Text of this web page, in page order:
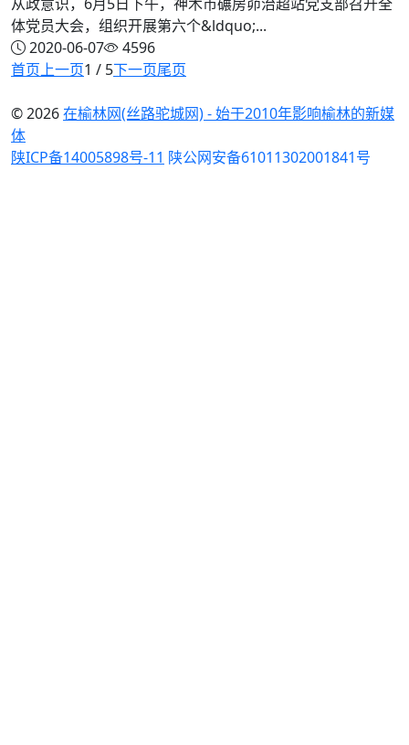
体党员大会，组织开展第六个&ldquo;...
2020-06-07
4596
首页上一页1 / 5下一页尾页
© 2026在榆林网(丝路驼城网) - 始于2010年影响榆林的新媒
体
陕ICP备14005898号-11 陕公网安备61011302001841号